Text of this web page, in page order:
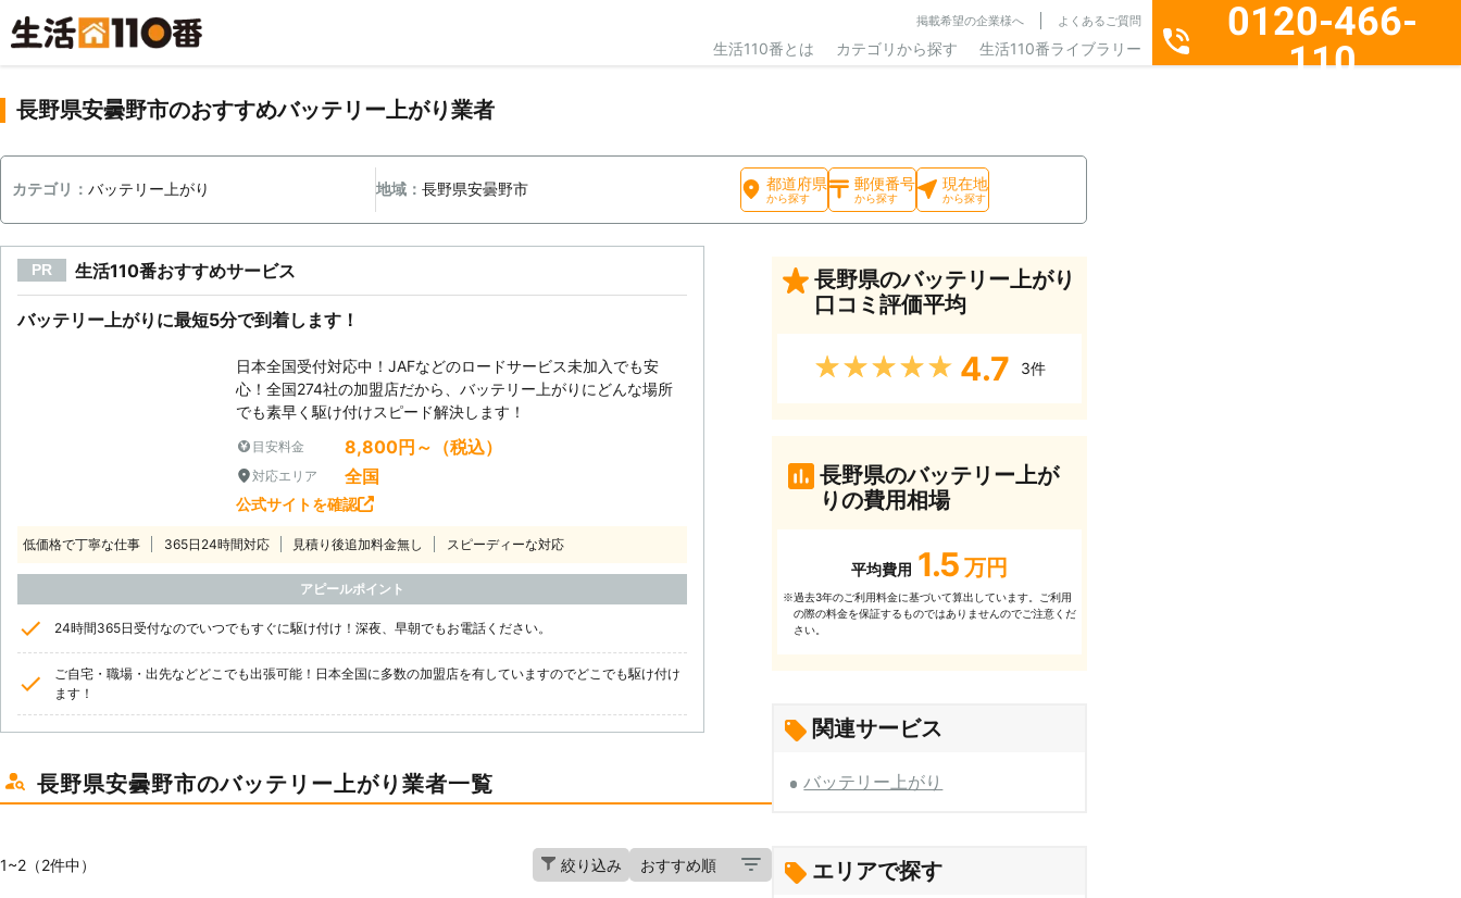
掲載希望の企業様へ よくあるご質問
生活110番とは カテゴリから探す 生活110番ライブラリー
0120-466-
110
長野県安曇野市のおすすめバッテリー上がり業者
カテゴリ： バッテリー上がり 地域：長野県安曇野市 都道府県
から探す
郵便番号
から探す
現在地
から探す
PR 生活110番おすすめサービス
バッテリー上がりに最短5分で到着します！
日本全国受付対応中！JAFなどのロードサービス未加入でも安
心！全国274社の加盟店だから、バッテリー上がりにどんな場所
でも素早く駆け付けスピード解決します！
目安料金 8,800円～（税込）
対応エリア 全国
公式サイトを確認
低価格で丁寧な仕事 365日24時間対応 見積り後追加料金無し スピーディーな対応
アピールポイント
24時間365日受付なのでいつでもすぐに駆け付け！深夜、早朝でもお電話ください。
ご自宅・職場・出先などどこでも出張可能！日本全国に多数の加盟店を有していますのでどこでも駆け付け
ます！
長野県安曇野市のバッテリー上がり業者一覧
1~2（2件中） 絞り込み
長野県のバッテリー上がり
口コミ評価平均
★★★★★ 4.7 3件
長野県のバッテリー上が
りの費用相場
平均費用 1.5 万円
※過去3年のご利⽤料⾦に基づいて算出しています。ご利⽤
の際の料⾦を保証するものではありませんのでご注意くだ
さい。
関連サービス
バッテリー上がり
エリアで探す